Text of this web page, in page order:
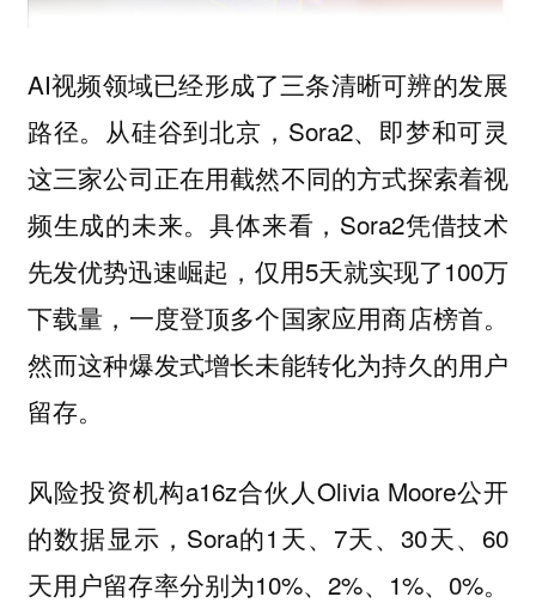
AI视频领域已经形成了三条清晰可辨的发展
路径。从硅谷到北京，Sora2、即梦和可灵
这三家公司正在用截然不同的方式探索着视
频生成的未来。具体来看，Sora2凭借技术
先发优势迅速崛起，仅用5天就实现了100万
下载量，一度登顶多个国家应用商店榜首。
然而这种爆发式增长未能转化为持久的用户
留存。
风险投资机构a16z合伙人Olivia Moore公开
的数据显示，Sora的1天、7天、30天、60
天用户留存率分别为10%、2%、1%、0%。